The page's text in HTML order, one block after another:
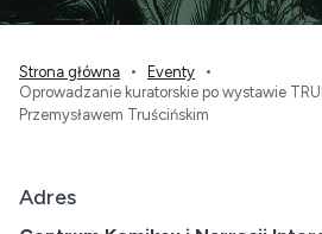
Strona główna
Eventy
Oprowadzanie kuratorskie po wystawie
Przemysławem Truścińskim
Adres